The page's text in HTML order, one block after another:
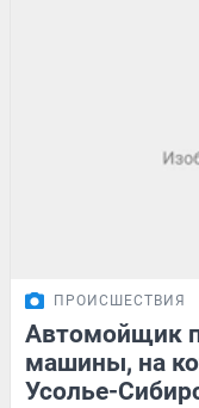
ПРОИСШЕСТВИЯ
Автомойщик
машины, на
Усолье-